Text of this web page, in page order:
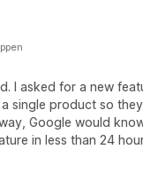
I asked for a new
single product so
Google would
in less than 24